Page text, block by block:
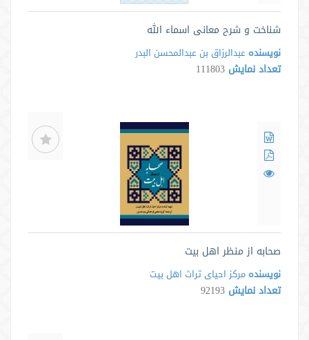
شناخت و شرح معانی اسماء الله
نویسنده عبدالرزاق بن عبدالمحسن البدر
تعداد نمایش 111803
صحابه از منظر اهل بیت
نویسنده مرکز احیای تراث اهل بیت
تعداد نمایش 92193